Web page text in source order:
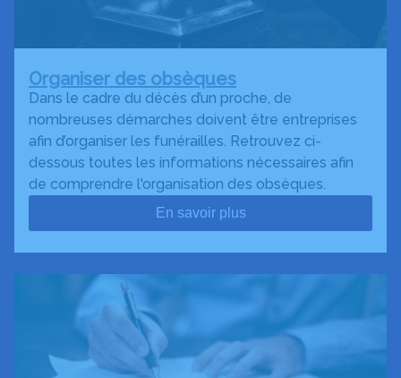
Organiser des obsèques
Dans le cadre du décès d’un proche, de
nombreuses démarches doivent être entreprises
afin d’organiser les funérailles. Retrouvez ci-
dessous toutes les informations nécessaires afin
de comprendre l'organisation des obsèques.
En savoir plus